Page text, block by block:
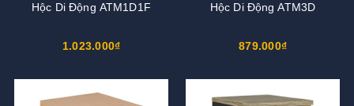
Hộc Di Động ATM1D1F
1.023.000₫
Hộc Di Động ATM3D
879.000₫